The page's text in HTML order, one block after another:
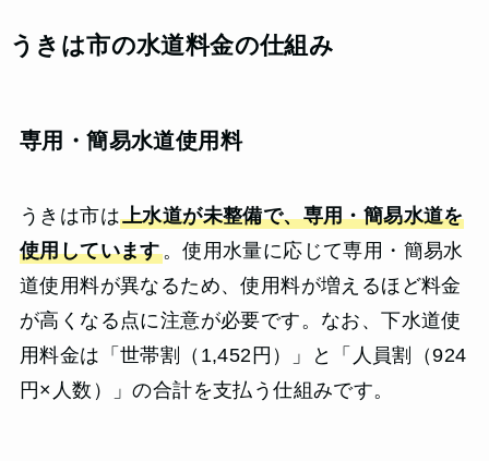
うきは市の水道料金の仕組み
専用・簡易水道使用料
うきは市は上水道が未整備で、専用・簡易水道を
使用しています。使用水量に応じて専用・簡易水
道使用料が異なるため、使用料が増えるほど料金
が高くなる点に注意が必要です。なお、下水道使
用料金は「世帯割（1,452円）」と「人員割（924
円×人数）」の合計を支払う仕組みです。